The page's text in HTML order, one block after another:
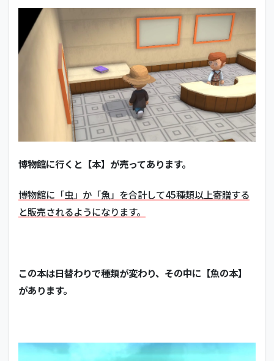
博物館に行くと【本】が売ってあります。
博物館に「虫」か「魚」を合計して45種類以上寄贈する
と販売されるようになります。
この本は日替わりで種類が変わり、その中に【魚の本】
があります。